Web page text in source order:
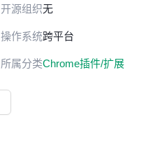
开源组织无
操作系统跨平台
所属分类Chrome插件/扩展